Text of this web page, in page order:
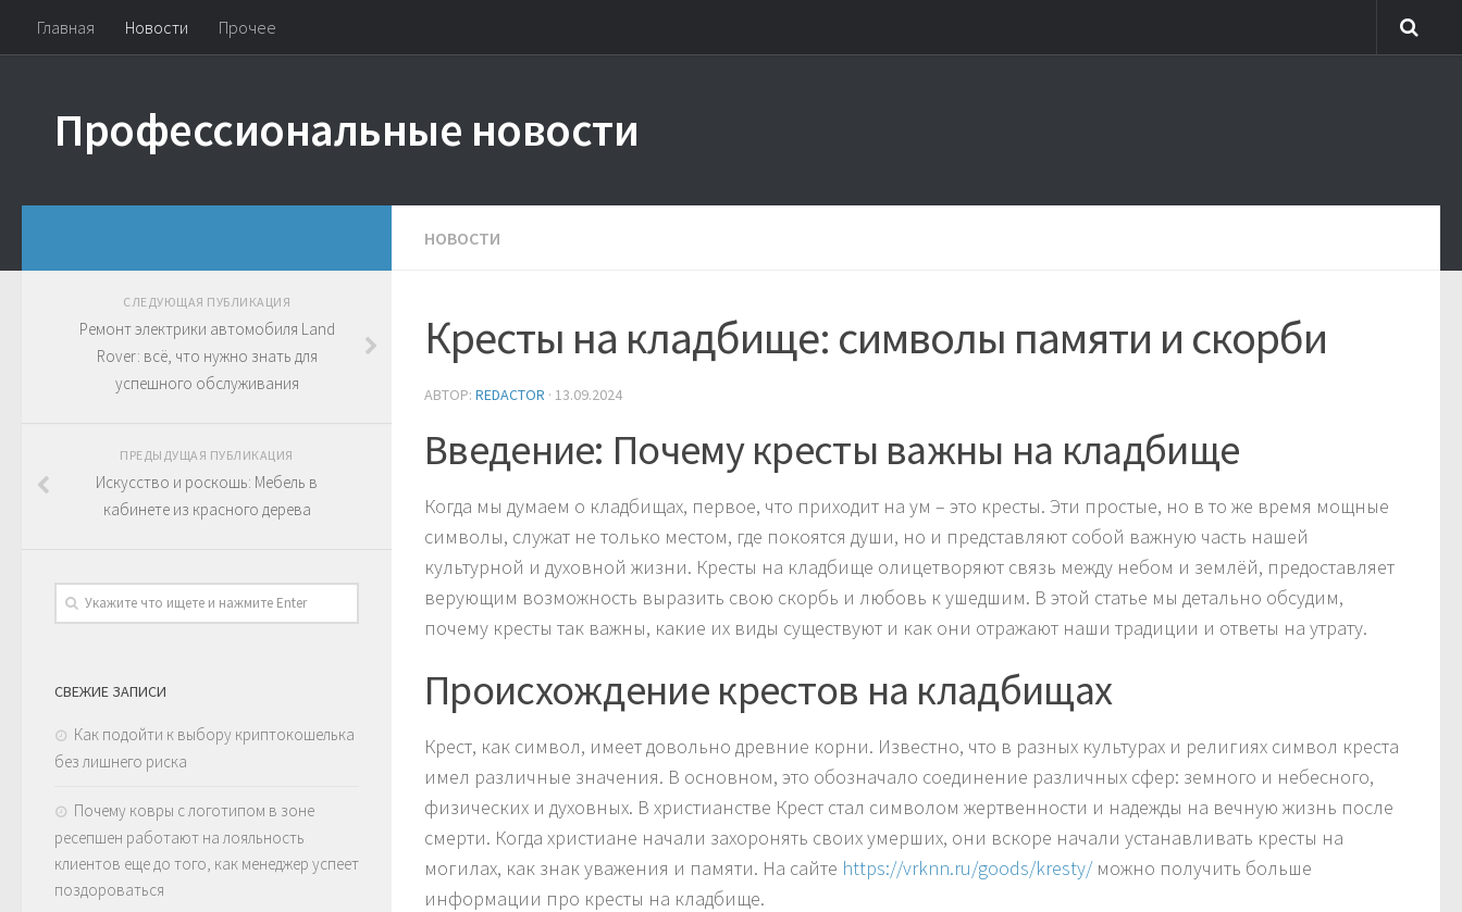
Главная Новости Прочее
Профессиональные новости
НОВОСТИ
Кресты на кладбище: символы памяти и скорби
АВТОР: REDACTOR · 13.09.2024
Введение: Почему кресты важны на кладбище
Когда мы думаем о кладбищах, первое, что приходит на ум – это кресты. Эти простые, но в то же время мощные
символы, служат не только местом, где покоятся души, но и представляют собой важную часть нашей
культурной и духовной жизни. Кресты на кладбище олицетворяют связь между небом и землёй, предоставляет
верующим возможность выразить свою скорбь и любовь к ушедшим. В этой статье мы детально обсудим,
почему кресты так важны, какие их виды существуют и как они отражают наши традиции и ответы на утрату.
Происхождение крестов на кладбищах
Крест, как символ, имеет довольно древние корни. Известно, что в разных культурах и религиях символ креста
имел различные значения. В основном, это обозначало соединение различных сфер: земного и небесного,
физических и духовных. В христианстве Крест стал символом жертвенности и надежды на вечную жизнь после
смерти. Когда христиане начали захоронять своих умерших, они вскоре начали устанавливать кресты на
могилах, как знак уважения и памяти. На сайте https://vrknn.ru/goods/kresty/можно получить больше
информации про кресты на кладбище.
СЛЕДУЮЩАЯ ПУБЛИКАЦИЯ
Ремонт электрики автомобиля Land
Rover: всё, что нужно знать для
успешного обслуживания
ПРЕДЫДУЩАЯ ПУБЛИКАЦИЯ
Искусство и роскошь: Мебель в
кабинете из красного дерева
СВЕЖИЕ ЗАПИСИ
Как подойти к выбору криптокошелька
без лишнего риска
Почему ковры с логотипом в зоне
ресепшен работают на лояльность
клиентов еще до того, как менеджер успеет
поздороваться